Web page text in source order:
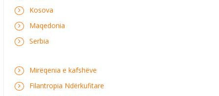
Kosova
Maqedonia
Serbia
Mirëqenia e kafshëve
Filantropia Ndërkufitare